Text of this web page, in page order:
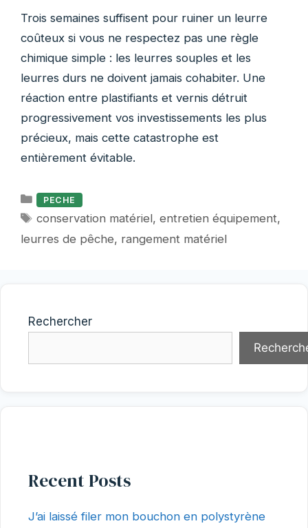
Trois semaines suffisent pour ruiner un leurre
coûteux si vous ne respectez pas une règle
chimique simple : les leurres souples et les
leurres durs ne doivent jamais cohabiter. Une
réaction entre plastifiants et vernis détruit
progressivement vos investissements les plus
précieux, mais cette catastrophe est
entièrement évitable.
Catégories
PECHE
Étiquettes
conservation matériel,entretien équipement,
leurres de pêche, rangement matériel
Rechercher
Recent Posts
J’ai laissé filer mon bouchon en polystyrène